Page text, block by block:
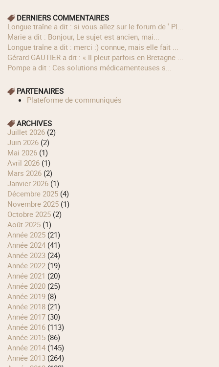
DERNIERS COMMENTAIRES
longue traîne a dit : si vous allez sur le forum de ' Pl...
Marie a dit : Bonjour, Le sujet est ancien, mai...
longue traîne a dit : merci :) connue, mais elle fait ...
Gérard GAUTIER a dit : « Il pleut parfois en Bretagne ...
Pompe a dit : Ces solutions médicamenteuses s...
PARTENAIRES
Plateforme de communiqués
ARCHIVES
juillet 2026 (2)
juin 2026 (2)
mai 2026 (1)
avril 2026 (1)
mars 2026 (2)
janvier 2026 (1)
décembre 2025 (4)
novembre 2025 (1)
octobre 2025 (2)
août 2025 (1)
année 2025 (21)
année 2024 (41)
année 2023 (24)
année 2022 (19)
année 2021 (20)
année 2020 (25)
année 2019 (8)
année 2018 (21)
année 2017 (30)
année 2016 (113)
année 2015 (86)
année 2014 (145)
année 2013 (264)